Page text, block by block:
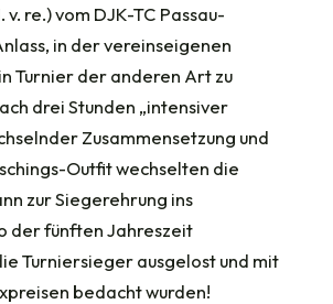
v. re.) vom DJK-TC Passau-
in der vereinseigenen
Turnier der anderen Art zu
drei Stunden „intensiver
Zusammensetzung und
Outfit wechselten die
zur Siegerehrung ins
der fünften Jahreszeit
Turniersieger ausgelost und mit
bedacht wurden!